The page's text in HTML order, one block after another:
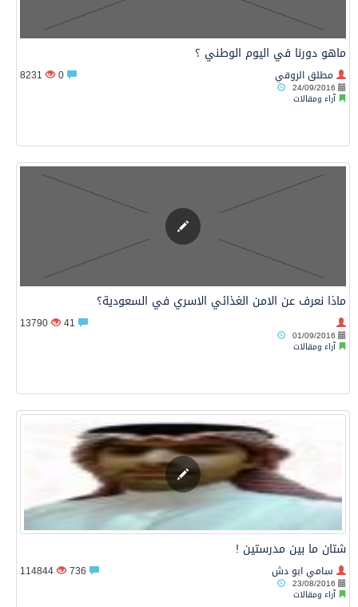
ماهو دورنا في اليوم الوطني ؟
مطلق الروقي
24/09/2016
آراء ومقالات
8231
ماذا نعرف عن الامن الغذائي الاسري في السعودية؟
01/09/2016
آراء ومقالات
13790
شتان ما بين مدرستين !
سامي ابو دش
23/08/2016
آراء ومقالات
114844